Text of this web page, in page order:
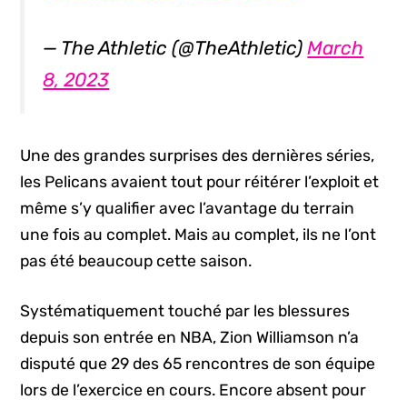
— The Athletic (@TheAthletic)March
8, 2023
Une des grandes surprises des dernières séries,
les Pelicans avaient tout pour réitérer l’exploit et
même s’y qualifier avec l’avantage du terrain
une fois au complet. Mais au complet, ils ne l’ont
pas été beaucoup cette saison.
Systématiquement touché par les blessures
depuis son entrée en NBA, Zion Williamson n’a
disputé que 29 des 65 rencontres de son équipe
lors de l’exercice en cours. Encore absent pour